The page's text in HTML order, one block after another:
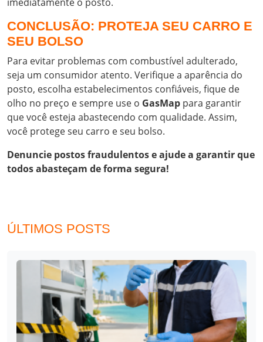
CONCLUSÃO: PROTEJA SEU CARRO E
SEU BOLSO
Para evitar problemas com combustível adulterado,
seja um consumidor atento. Verifique a aparência do
posto, escolha estabelecimentos confiáveis, fique de
olho no preço e sempre use o GasMap para garantir
que você esteja abastecendo com qualidade. Assim,
você protege seu carro e seu bolso.
Denuncie postos fraudulentos e ajude a garantir que
todos abasteçam de forma segura!
ÚLTIMOS POSTS